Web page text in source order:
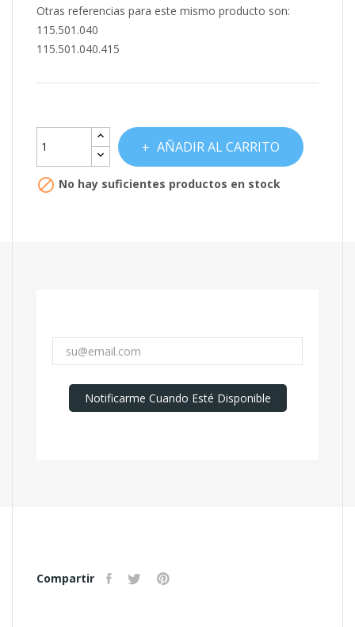
Otras referencias para este mismo producto son:
115.501.040
115.501.040.415
AÑADIR AL CARRITO
 No hay suficientes productos en stock
Notificarme Cuando Esté Disponible
Compartir